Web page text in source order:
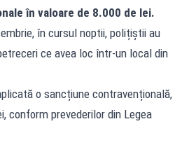
în valoare de 8.000 de lei.
în cursul noptii, polițiștii au
ce avea loc într-un local din
o sancțiune contravențională,
conform prevederilor din Legea